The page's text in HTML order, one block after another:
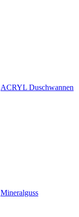
ACRYL Duschwannen
Mineralguss